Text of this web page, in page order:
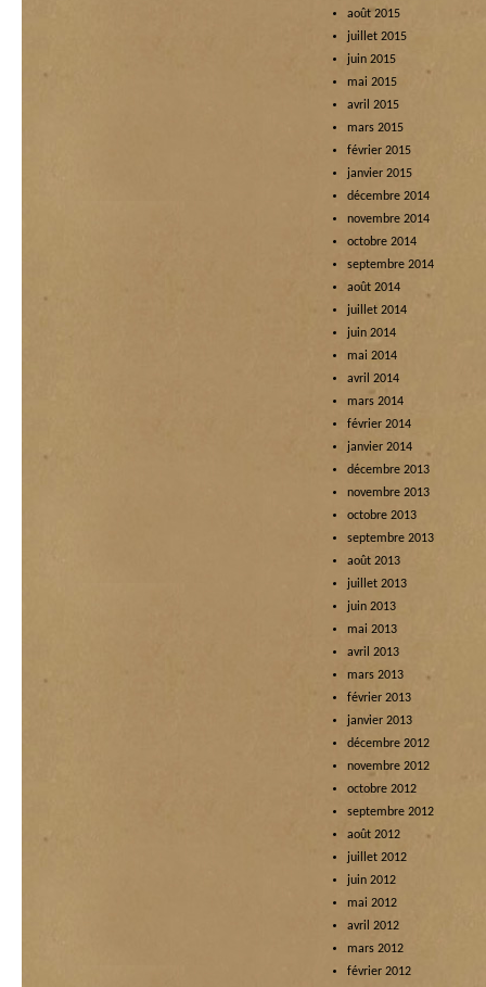
août 2015
juillet 2015
juin 2015
mai 2015
avril 2015
mars 2015
février 2015
janvier 2015
décembre 2014
novembre 2014
octobre 2014
septembre 2014
août 2014
juillet 2014
juin 2014
mai 2014
avril 2014
mars 2014
février 2014
janvier 2014
décembre 2013
novembre 2013
octobre 2013
septembre 2013
août 2013
juillet 2013
juin 2013
mai 2013
avril 2013
mars 2013
février 2013
janvier 2013
décembre 2012
novembre 2012
octobre 2012
septembre 2012
août 2012
juillet 2012
juin 2012
mai 2012
avril 2012
mars 2012
février 2012